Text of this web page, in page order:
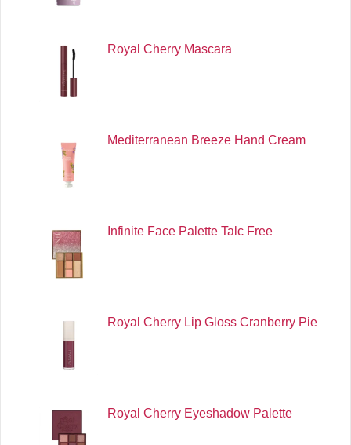
Royal Cherry Mascara
Mediterranean Breeze Hand Cream
Infinite Face Palette Talc Free
Royal Cherry Lip Gloss Cranberry Pie
Royal Cherry Eyeshadow Palette